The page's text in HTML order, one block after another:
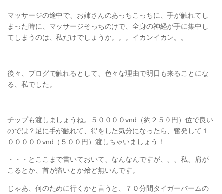
マッサージの途中で、お姉さんのあっちこっちに、手が触れてし
まった時に、マッサージそっちのけで、全身の神経が手に集中し
てしまうのは、私だけでしょうか。。。イカンイカン。。
後々、ブログで触れるとして、色々な理由で明日も来ることにな
る、私でした。
チップも渡しましょうね。５００００vnd（約２５０円）位で良い
のでは？足に手が触れて、得をした気分になったら、奮発して１
０００００vnd（５００円）渡しちゃいましょう！
・・・とここまで書いておいて、なんなんですが、、、私、肩が
こるとか、首が痛いとか殆ど無いんです。
じゃあ、何のために行くかと言うと、７０分間タイガーバームの